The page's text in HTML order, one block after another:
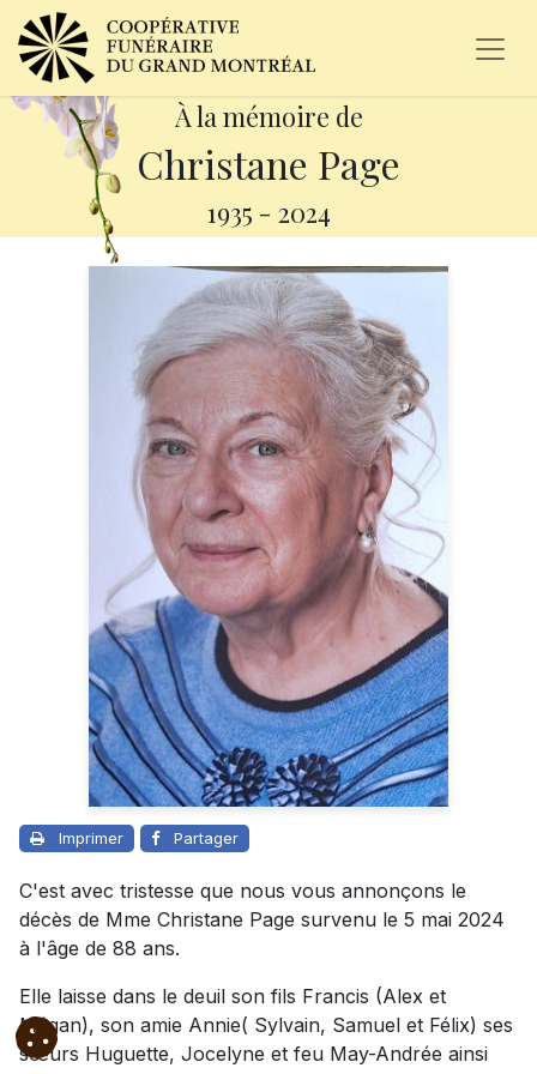
À la mémoire de
Christane Page
1935 - 2024
Imprimer Partager
C'est avec tristesse que nous vous annonçons le
décès de Mme Christane Page survenu le 5 mai 2024
à l'âge de 88 ans.
Elle laisse dans le deuil son fils Francis (Alex et
Mégan), son amie Annie( Sylvain, Samuel et Félix) ses
sœurs Huguette, Jocelyne et feu May-Andrée ainsi